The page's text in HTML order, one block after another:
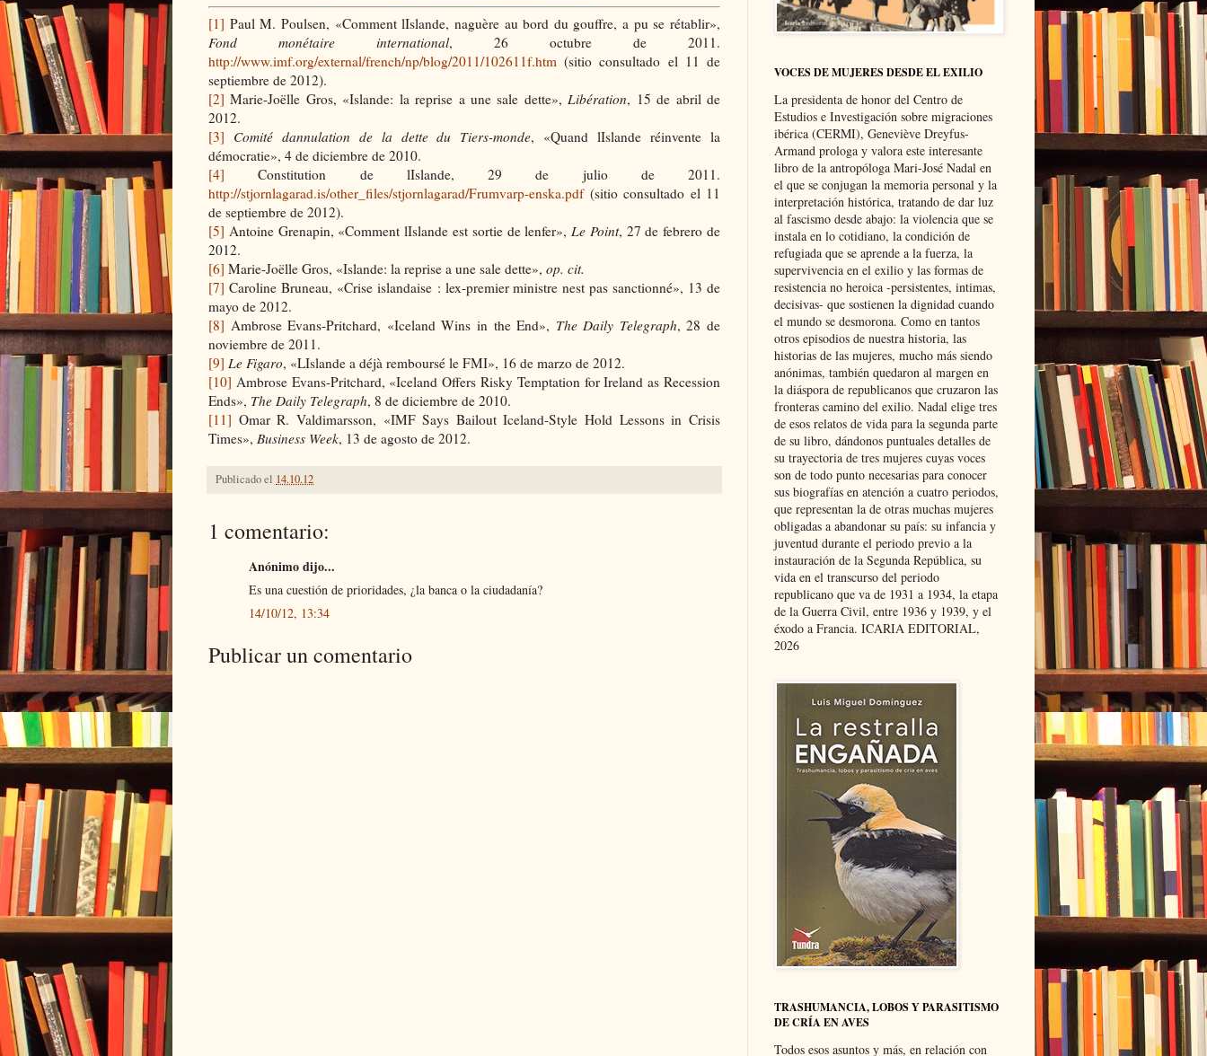
[1] Paul M. Poulsen, «Comment lIslande, naguère au bord du gouffre, a pu se rétablir»,
Fond monétaire international, 26 octubre de 2011.
http://www.imf.org/external/french/np/blog/2011/102611f.htm (sitio consultado el 11 de
septiembre de 2012).
[2] Marie-Joëlle Gros, «Islande: la reprise a une sale dette»,Libération, 15 de abril de
2012.
[3] Comité dannulation de la dette du Tiers-monde, «Quand lIslande réinvente la
démocratie», 4 de diciembre de 2010.
[4] Constitution de lIslande, 29 de julio de 2011.
http://stjornlagarad.is/other_files/stjornlagarad/Frumvarp-enska.pdf(sitio consultado el 11
de septiembre de 2012).
[5] Antoine Grenapin, «Comment lIslande est sortie de lenfer»,Le Point, 27 de febrero de
2012.
[6] Marie-Joëlle Gros, «Islande: la reprise a une sale dette», op. cit.
[7] Caroline Bruneau, «Crise islandaise : lex-premier ministre nest pas sanctionné», 13 de
mayo de 2012.
[8] Ambrose Evans-Pritchard, «Iceland Wins in the End», The Daily Telegraph, 28 de
noviembre de 2011.
[9] Le Figaro, «LIslande a déjà remboursé le FMI», 16 de marzo de 2012.
[10] Ambrose Evans-Pritchard, «Iceland Offers Risky Temptation for Ireland as Recession
Ends», The Daily Telegraph, 8 de diciembre de 2010.
[11] Omar R. Valdimarsson, «IMF Says Bailout Iceland-Style Hold Lessons in Crisis
Times», Business Week, 13 de agosto de 2012.
Publicado el 14.10.12
1 comentario:
Anónimo dijo...
Es una cuestión de prioridades, ¿la banca o la ciudadanía?
14/10/12, 13:34
Publicar un comentario
VOCES DE MUJERES DESDE EL EXILIO
La presidenta de honor del Centro de
Estudios e Investigación sobre migraciones
ibérica (CERMI), Geneviève Dreyfus-
Armand prologa y valora este interesante
libro de la antropóloga Mari-José Nadal en
el que se conjugan la memoria personal y la
interpretación histórica, tratando de dar luz
al fascismo desde abajo: la violencia que se
instala en lo cotidiano, la condición de
refugiada que se aprende a la fuerza, la
supervivencia en el exilio y las formas de
resistencia no heroica -persistentes, intimas,
decisivas- que sostienen la dignidad cuando
el mundo se desmorona. Como en tantos
otros episodios de nuestra historia, las
historias de las mujeres, mucho más siendo
anónimas, también quedaron al margen en
la diáspora de republicanos que cruzaron las
fronteras camino del exilio. Nadal elige tres
de esos relatos de vida para la segunda parte
de su libro, dándonos puntuales detalles de
su trayectoria de tres mujeres cuyas voces
son de todo punto necesarias para conocer
sus biografías en atención a cuatro periodos,
que representan la de otras muchas mujeres
obligadas a abandonar su país: su infancia y
juventud durante el periodo previo a la
instauración de la Segunda República, su
vida en el transcurso del periodo
republicano que va de 1931 a 1934, la etapa
de la Guerra Civil, entre 1936 y 1939, y el
éxodo a Francia. ICARIA EDITORIAL,
2026
TRASHUMANCIA, LOBOS Y PARASITISMO
DE CRÍA EN AVES
Todos esos asuntos y más, en relación con